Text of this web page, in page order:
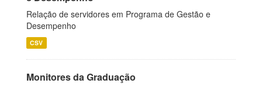
Relação de servidores em Programa de Gestão e
Desempenho
CSV
Monitores da Graduação